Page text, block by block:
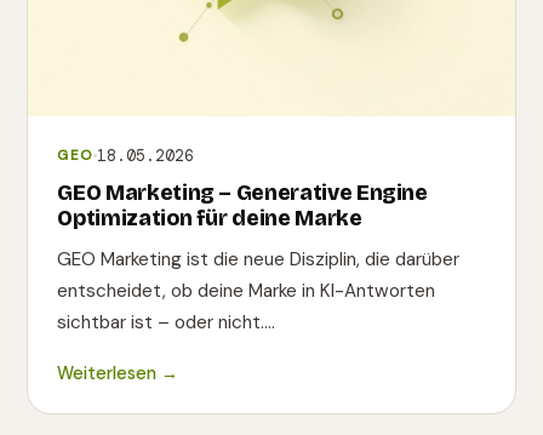
GEO 18.05.2026
GEO Marketing – Generative Engine
Optimization für deine Marke
GEO Marketing ist die neue Disziplin, die darüber
entscheidet, ob deine Marke in KI-Antworten
sichtbar ist – oder nicht.…
Weiterlesen →